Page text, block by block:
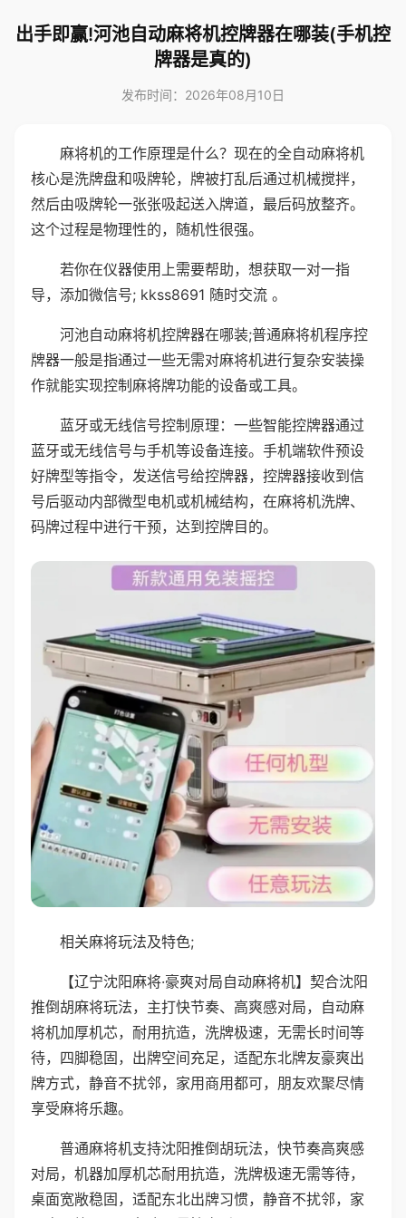
出手即赢!河池自动麻将机控牌器在哪装(手机控
牌器是真的)
发布时间：2026年08月10日
麻将机的工作原理是什么？现在的全自动麻将机
核心是洗牌盘和吸牌轮，牌被打乱后通过机械搅拌，
然后由吸牌轮一张张吸起送入牌道，最后码放整齐。
这个过程是物理性的，随机性很强。
若你在仪器使用上需要帮助，想获取一对一指
导，添加微信号; kkss8691 随时交流 。
河池自动麻将机控牌器在哪装;普通麻将机程序控
牌器一般是指通过一些无需对麻将机进行复杂安装操
作就能实现控制麻将牌功能的设备或工具。
蓝牙或无线信号控制原理：一些智能控牌器通过
蓝牙或无线信号与手机等设备连接。手机端软件预设
好牌型等指令，发送信号给控牌器，控牌器接收到信
号后驱动内部微型电机或机械结构，在麻将机洗牌、
码牌过程中进行干预，达到控牌目的。
相关麻将玩法及特色;
【辽宁沈阳麻将·豪爽对局自动麻将机】契合沈阳
推倒胡麻将玩法，主打快节奏、高爽感对局，自动麻
将机加厚机芯，耐用抗造，洗牌极速，无需长时间等
待，四脚稳固，出牌空间充足，适配东北牌友豪爽出
牌方式，静音不扰邻，家用商用都可，朋友欢聚尽情
享受麻将乐趣。
普通麻将机支持沈阳推倒胡玩法，快节奏高爽感
对局，机器加厚机芯耐用抗造，洗牌极速无需等待，
桌面宽敞稳固，适配东北出牌习惯，静音不扰邻，家